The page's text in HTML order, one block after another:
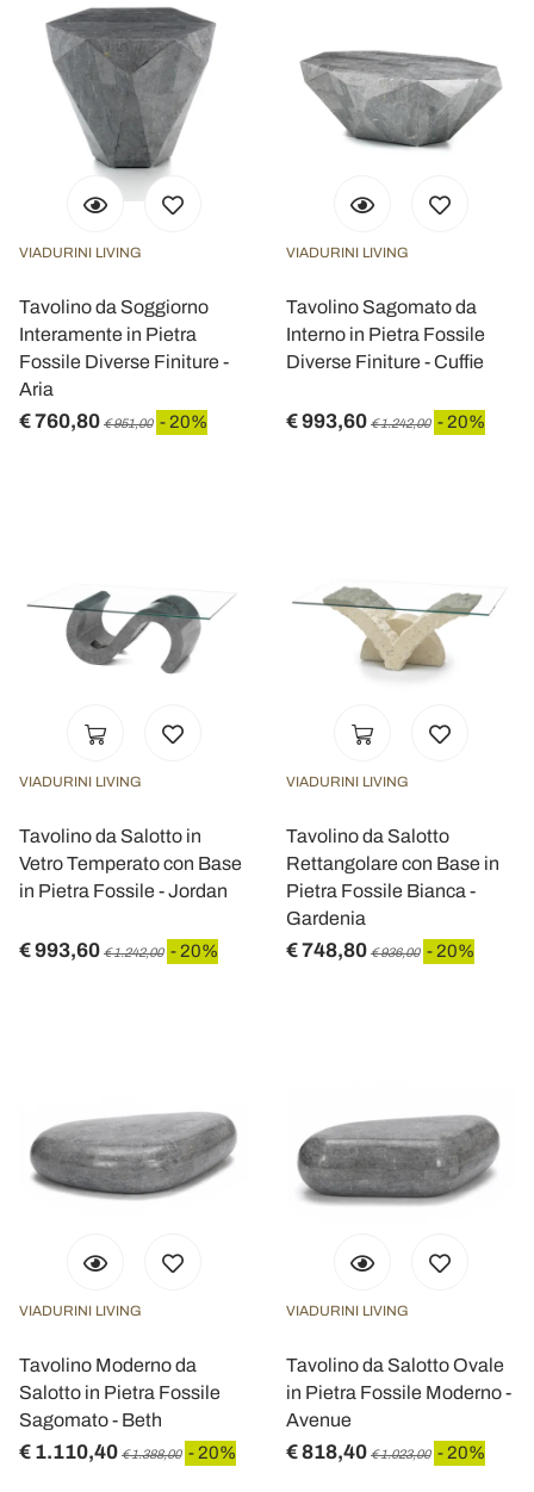
VIADURINI LIVING
Tavolino da Soggiorno
Interamente in Pietra
Fossile Diverse Finiture -
Aria
€ 760,80 € 951,00 - 20%
VIADURINI LIVING
Tavolino Sagomato da
Interno in Pietra Fossile
Diverse Finiture - Cuffie
€ 993,60 € 1.242,00 - 20%
VIADURINI LIVING
Tavolino da Salotto in
Vetro Temperato con Base
in Pietra Fossile - Jordan
€ 993,60 € 1.242,00 - 20%
VIADURINI LIVING
Tavolino da Salotto
Rettangolare con Base in
Pietra Fossile Bianca -
Gardenia
€ 748,80 € 936,00 - 20%
VIADURINI LIVING
Tavolino Moderno da
Salotto in Pietra Fossile
Sagomato - Beth
€ 1.110,40 € 1.388,00 - 20%
VIADURINI LIVING
Tavolino da Salotto Ovale
in Pietra Fossile Moderno -
Avenue
€ 818,40 € 1.023,00 - 20%